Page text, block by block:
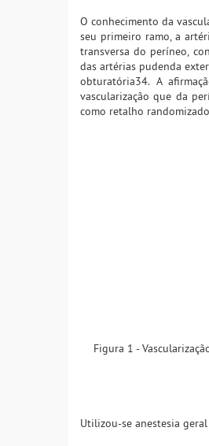
O conhecimento da
seu primeiro ramo, a
transversa do períneo,
das artérias pudenda
obturatória34. A
vascularização que da
como retalho
Figura 1 -
Utilizou-se anestesia